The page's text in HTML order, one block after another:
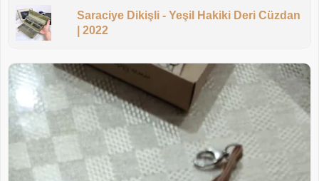
Saraciye Dikişli - Yeşil Hakiki Deri Cüzdan
| 2022